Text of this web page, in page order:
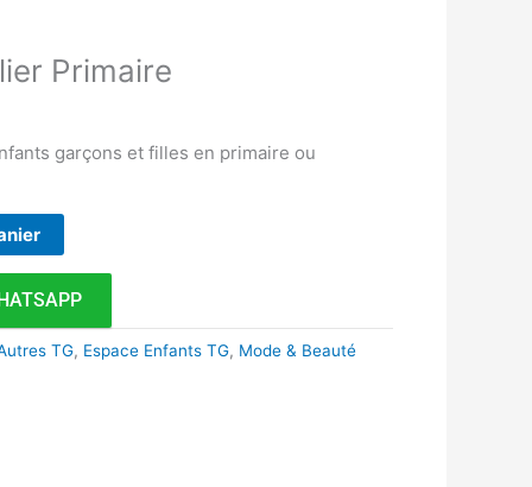
Primaire
garçons et filles en primaire ou
TG, Espace Enfants TG, Mode & Beauté